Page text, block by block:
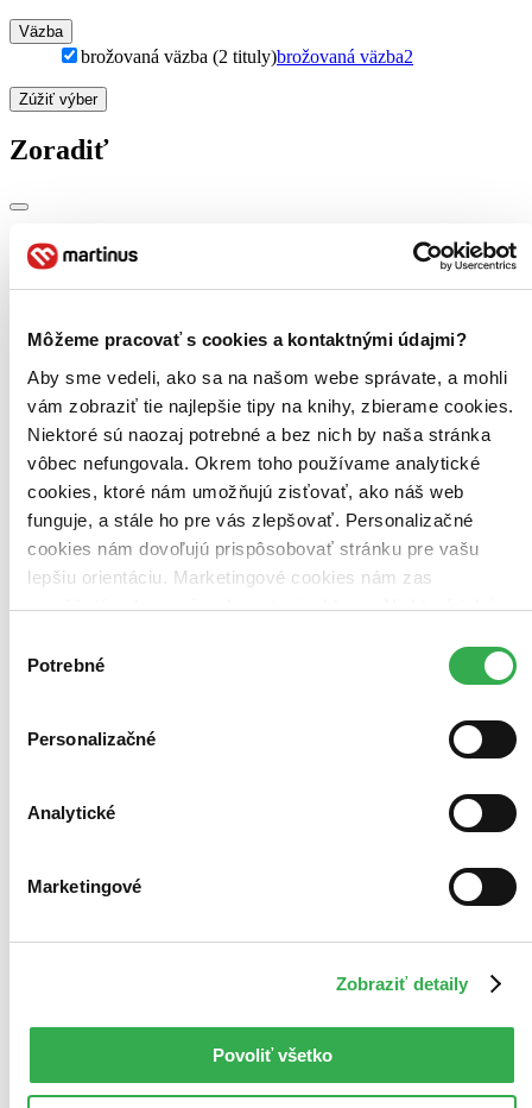
Môžeme pracovať s cookies a kontaktnými údajmi?
Aby sme vedeli, ako sa na našom webe správate, a mohli
vám zobraziť tie najlepšie tipy na knihy, zbierame cookies.
Niektoré sú naozaj potrebné a bez nich by naša stránka
vôbec nefungovala. Okrem toho používame analytické
cookies, ktoré nám umožňujú zisťovať, ako náš web
funguje, a stále ho pre vás zlepšovať. Personalizačné
cookies nám dovoľujú prispôsobovať stránku pre vašu
lepšiu orientáciu. Marketingové cookies nám zas
umožňujú zobrazenie relevantnej reklamy. Niektoré údaje
keby sme mohli používať všetky tieto cookies. Ďakujeme!
súhlasu
Potrebné
Personalizačné
Analytické
Marketingové
Zobraziť detaily
Povoliť všetko
Väzba
brožovaná väzba (2 tituly)brožovaná väzba2
Zúžiť výber
Zoradiť
Bestsellery
Najlacnejšie
Najvyššia zľava
Použité filtre
Zrušiť filtre
S brožovanou väzbou